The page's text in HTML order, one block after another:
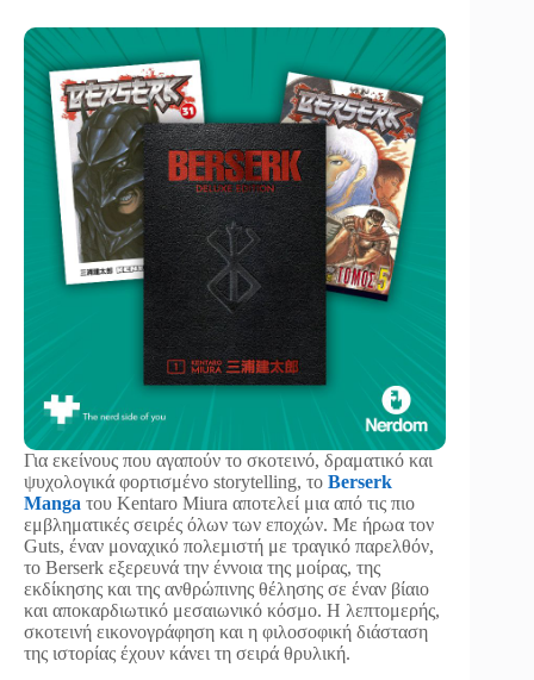
Για εκείνους που αγαπούν το σκοτεινό, δραματικό και
ψυχολογικά φορτισμένο storytelling, το Berserk
Manga του Kentaro Miura αποτελεί μια από τις πιο
εμβληματικές σειρές όλων των εποχών. Με ήρωα τον
Guts, έναν μοναχικό πολεμιστή με τραγικό παρελθόν,
το Berserk εξερευνά την έννοια της μοίρας, της
εκδίκησης και της ανθρώπινης θέλησης σε έναν βίαιο
και αποκαρδιωτικό μεσαιωνικό κόσμο. Η λεπτομερής,
σκοτεινή εικονογράφηση και η φιλοσοφική διάσταση
της ιστορίας έχουν κάνει τη σειρά θρυλική.